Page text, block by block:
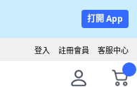
打開 App
客服中心
註冊會員
登入